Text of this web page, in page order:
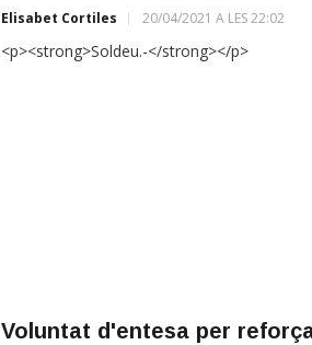
Elisabet Cortiles 20/04/2021 A LES 22:02
<p><strong>Soldeu.-</strong></p>
Voluntat d'entesa per